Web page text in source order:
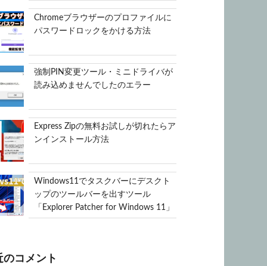
Chromeブラウザーのプロファイルに
パスワードロックをかける方法
強制PIN変更ツール・ミニドライバが
読み込めませんでしたのエラー
Express Zipの無料お試しが切れたらア
ンインストール方法
Windows11でタスクバーにデスクト
ップのツールバーを出すツール
「Explorer Patcher for Windows 11」
のコメント